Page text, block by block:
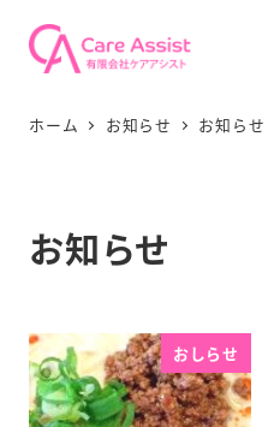
ホーム お知らせ お知らせ
お知らせ
おしらせ